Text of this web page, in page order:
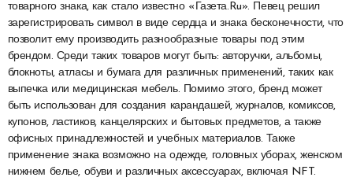
товарного знака, как стало известно «Газета.Ru». Певец решил
зарегистрировать символ в виде сердца и знака бесконечности, что
позволит ему производить разнообразные товары под этим
брендом. Среди таких товаров могут быть: авторучки, альбомы,
блокноты, атласы и бумага для различных применений, таких как
выпечка или медицинская мебель. Помимо этого, бренд может
быть использован для создания карандашей, журналов, комиксов,
купонов, ластиков, канцелярских и бытовых предметов, а также
офисных принадлежностей и учебных материалов. Также
применение знака возможно на одежде, головных уборах, женском
нижнем белье, обуви и различных аксессуарах, включая NFT.